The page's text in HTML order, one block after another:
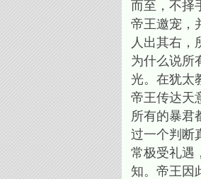
而至，不择
帝王邀宠，
人出其右，
为什么说所
光。在犹太
帝王传达天
所有的暴君
过一个判断
常极受礼遇
知。帝王因